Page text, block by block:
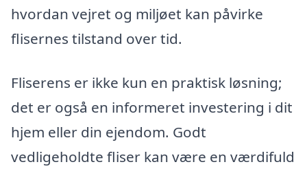
hvordan vejret og miljøet kan påvirke
flisernes tilstand over tid.
Fliserens er ikke kun en praktisk løsning;
det er også en informeret investering i dit
hjem eller din ejendom. Godt
vedligeholdte fliser kan være en værdifuld